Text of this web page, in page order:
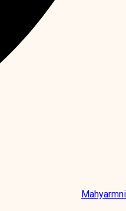
Mahyarmni